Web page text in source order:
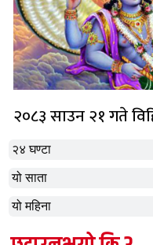
२४ घण्टा
यो साता
यो महिना
२०८३ साउन २१ गते